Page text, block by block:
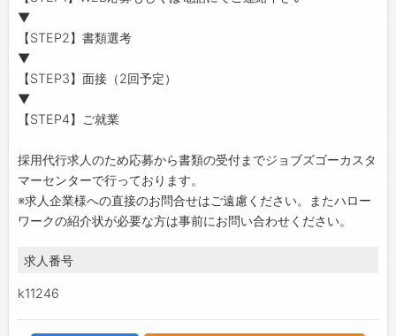
▼
【STEP2】書類選考
▼
【STEP3】面接（2回予定）
▼
【STEP4】ご就業
採用代行求人のため応募から書類の受付までジョブズゴーカスタ
マーセンターで行っております。
※求人企業様への直接のお問合せはご遠慮ください。またハロー
ワークの紹介状が必要な方は事前にお問い合わせください。
求人番号
k11246